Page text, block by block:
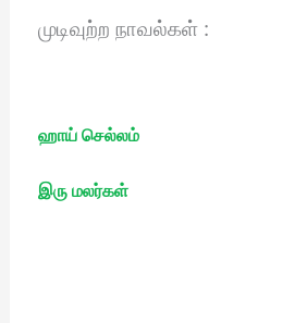
முடிவுற்ற நாவல்கள் :
ஹாய் செல்லம்
இரு மலர்கள்